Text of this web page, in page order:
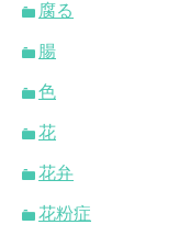
腐る
腸
色
花
花弁
花粉症